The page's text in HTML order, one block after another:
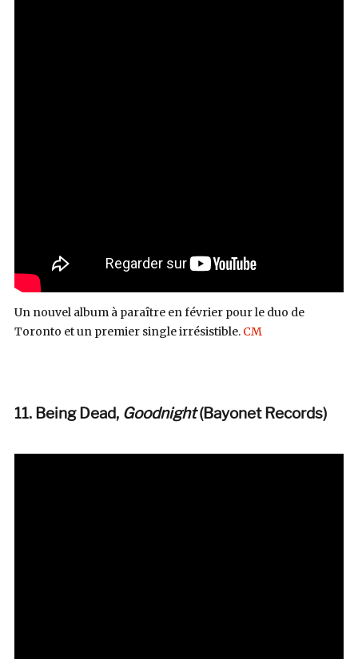
Un nouvel album à paraître en février pour le duo de
Toronto et un premier single irrésistible. CM
11. Being Dead, Goodnight(Bayonet Records)